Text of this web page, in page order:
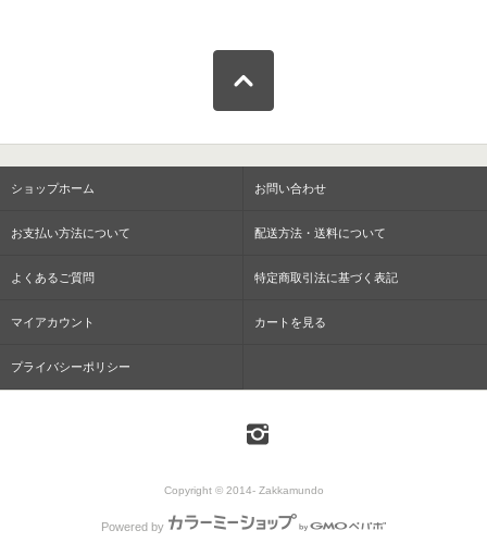
ショップホーム お問い合わせ
お支払い方法について 配送方法・送料について
よくあるご質問 特定商取引法に基づく表記
マイアカウント カートを見る
プライバシーポリシー
Copyright © 2014- Zakkamundo
Powered by